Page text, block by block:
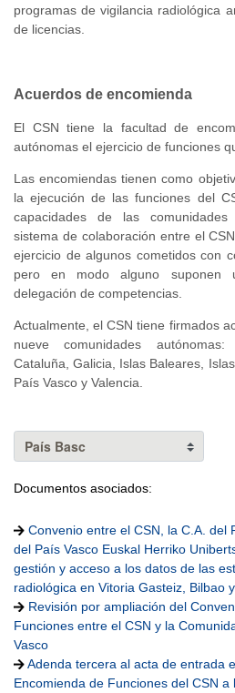
programas de vigilancia radiológica
de licencias.
Acuerdos de encomienda
El CSN tiene la facultad de
autónomas el ejercicio de funciones
Las encomiendas tienen como
la ejecución de las funciones del
capacidades de las
sistema de colaboración entre el
ejercicio de algunos cometidos con
pero en modo alguno suponen
delegación de competencias.
Actualmente, el CSN tiene firmados
nueve comunidades
Cataluña, Galicia, Islas Baleares,
País Vasco y Valencia.
Documentos asociados:
Convenio entre el CSN, la C.A. del
del País Vasco Euskal Herriko
gestión y acceso a los datos de las
radiológica en Vitoria Gasteiz, Bilbao
Revisión por ampliación del
Funciones entre el CSN y la
Vasco
Adenda tercera al acta de entrada
Encomienda de Funciones del CSN a